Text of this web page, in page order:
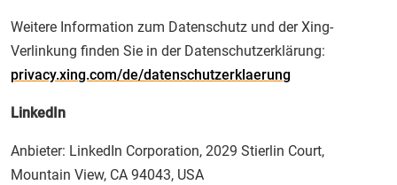
Weitere Information zum Datenschutz und der Xing-
Verlinkung finden Sie in der Datenschutzerklärung:
privacy.xing.com/de/datenschutzerklaerung
LinkedIn
Anbieter: LinkedIn Corporation, 2029 Stierlin Court,
Mountain View, CA 94043, USA